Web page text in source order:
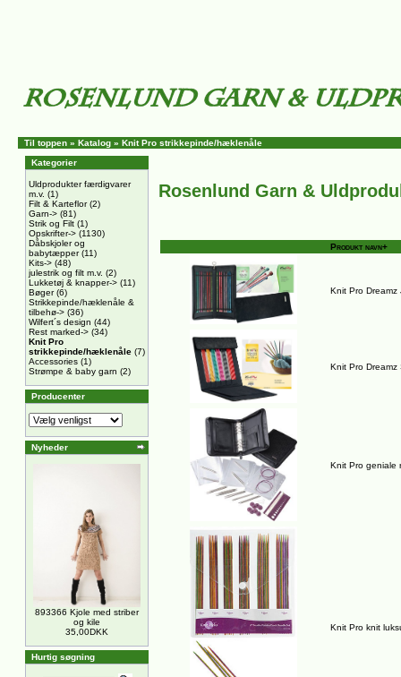
Til toppen » Katalog » Knit Pro strikkepinde/hæklenåle
Kategorier
Uldprodukter færdigvarer
m.v. (1)
Filt & Karteflor(2)
Garn-> (81)
Strik og Filt (1)
Opskrifter-> (1130)
Dåbskjoler og
babytæpper(11)
Kits-> (48)
julestrik og filt m.v. (2)
Lukketøj & knapper-> (11)
Bøger(6)
Strikkepinde/hæklenåle &
tilbehø-> (36)
Wilfert´s design (44)
Rest marked-> (34)
Knit Pro
strikkepinde/hæklenåle (7)
Accessories (1)
Strømpe & baby garn (2)
Producenter
Nyheder
893366 Kjole med striber
og kile
35,00DKK
Hurtig søgning
Rosenlund Garn &
Produkt navn+
Knit Pro
Knit Pro
Knit Pro geniale
Knit Pro knit